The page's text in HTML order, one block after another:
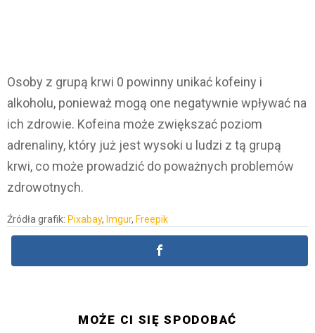
Osoby z grupą krwi 0 powinny unikać kofeiny i
alkoholu, ponieważ mogą one negatywnie wpływać na
ich zdrowie. Kofeina może zwiększać poziom
adrenaliny, który już jest wysoki u ludzi z tą grupą
krwi, co może prowadzić do poważnych problemów
zdrowotnych.
Źródła grafik: Pixabay, Imgur, Freepik
MOŻE CI SIĘ SPODOBAĆ